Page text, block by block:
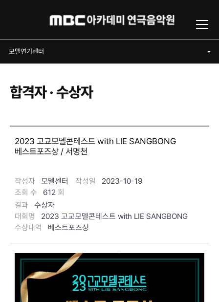
모델연기센터
합격자 · 수상자
2023 고교모델콘테스트 with LIE SANGBONG
베스트포즈상 / 서명천
작성자 모델센터 작성일
2023-10-19
조회 수
612 회
결과
수상자
대회명
2023 고교모델콘테스트 with LIE SANGBONG
수상내역
베스트포즈상